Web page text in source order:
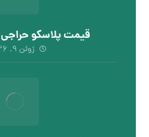
قیمت پلاسکو
ژوئن ۹, ۲۰۲۶